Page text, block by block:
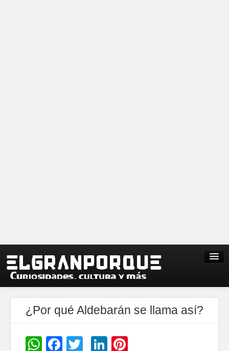
¿Por qué Aldebarán se llama así?
WhatsApp
Facebook
TwitterLinkedIn